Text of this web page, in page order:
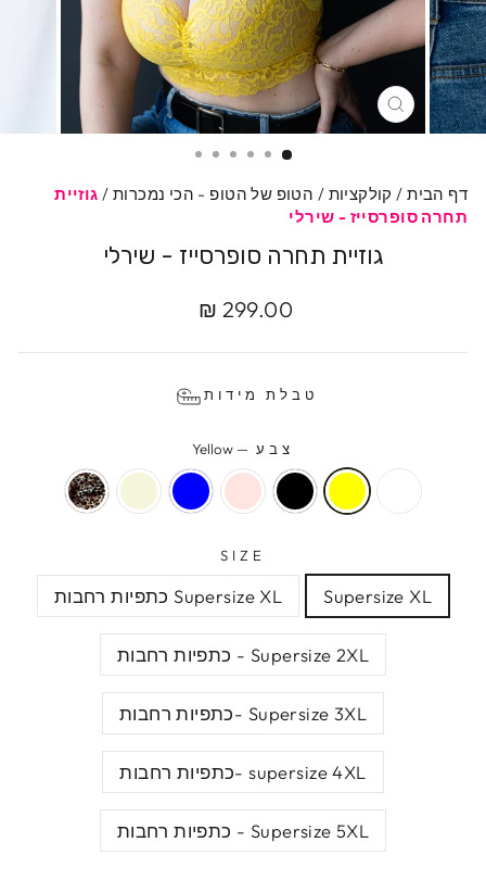
סגרי
דף הבית / קולקציות / הטופ של הטופ - הכי נמכרות / גוזיית
תחרה סופרסייז - שירלי
גוזיית תחרה סופרסייז - שירלי
מחיר
מחיר
299.00 ₪
טבלת מידות
צבע —
Yellow
SIZE
Supersize XL Supersize XL כתפיות רחבות
Supersize 2XL - כתפיות רחבות
Supersize 3XL -כתפיות רחבות
supersize 4XL -כתפיות רחבות
Supersize 5XL - כתפיות רחבות